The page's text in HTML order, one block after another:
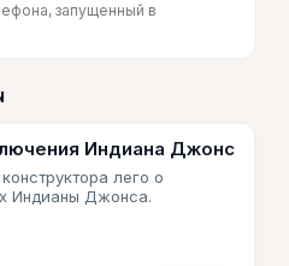
запущенный в
Индиана Джонс
лего о
Индианы Джонса.